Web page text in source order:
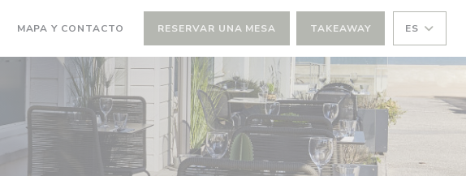
MAPA Y CONTACTO RESERVAR UNA MESA TAKEAWAY ES